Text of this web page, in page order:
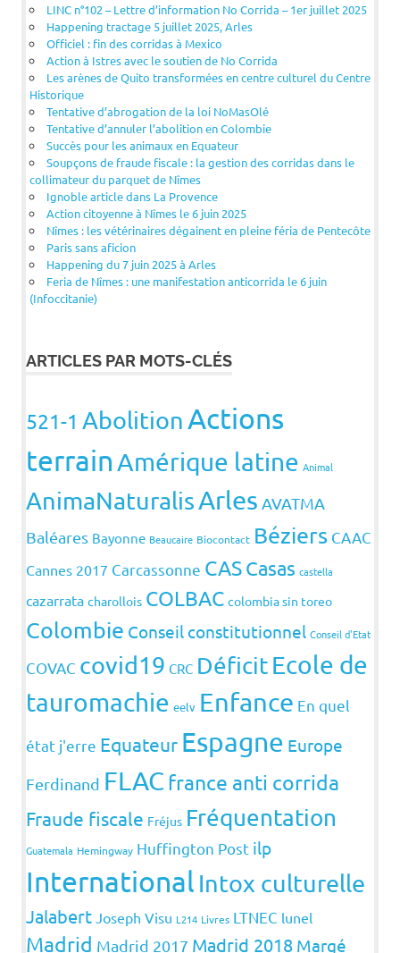
LINC n°102 – Lettre d’information No Corrida – 1er juillet 2025
Happening tractage 5 juillet 2025, Arles
Officiel : fin des corridas à Mexico
Action à Istres avec le soutien de No Corrida
Les arènes de Quito transformées en centre culturel du Centre
Historique
Tentative d’abrogation de la loi NoMasOlé
Tentative d’annuler l’abolition en Colombie
Succès pour les animaux en Equateur
Soupçons de fraude fiscale : la gestion des corridas dans le
collimateur du parquet de Nîmes
Ignoble article dans La Provence
Action citoyenne à Nîmes le 6 juin 2025
Nîmes : les vétérinaires dégainent en pleine féria de Pentecôte
Paris sans aficion
Happening du 7 juin 2025 à Arles
Feria de Nîmes : une manifestation anticorrida le 6 juin
(Infoccitanie)
ARTICLES PAR MOTS-CLÉS
521-1 Abolition Actions
terrain Amérique latine Animal
AnimaNaturalisArles AVATMA
Baléares Bayonne Beaucaire Biocontact Béziers CAAC
Cannes 2017 Carcassonne CASCasas castella
cazarrata charollois COLBAC colombia sin toreo
Colombie Conseil constitutionnel Conseil d'Etat
COVAC covid19 CRC DéficitEcole de
tauromachie eelv Enfance En quel
état j'erre Equateur Espagne Europe
Ferdinand FLAC france anti corrida
Fraude fiscale Fréjus Fréquentation
Guatemala Hemingway Huffington Post ilp
International Intox culturelle
Jalabert Joseph Visu L214 Livres LTNEC lunel
Madrid Madrid 2017 Madrid 2018 Margé